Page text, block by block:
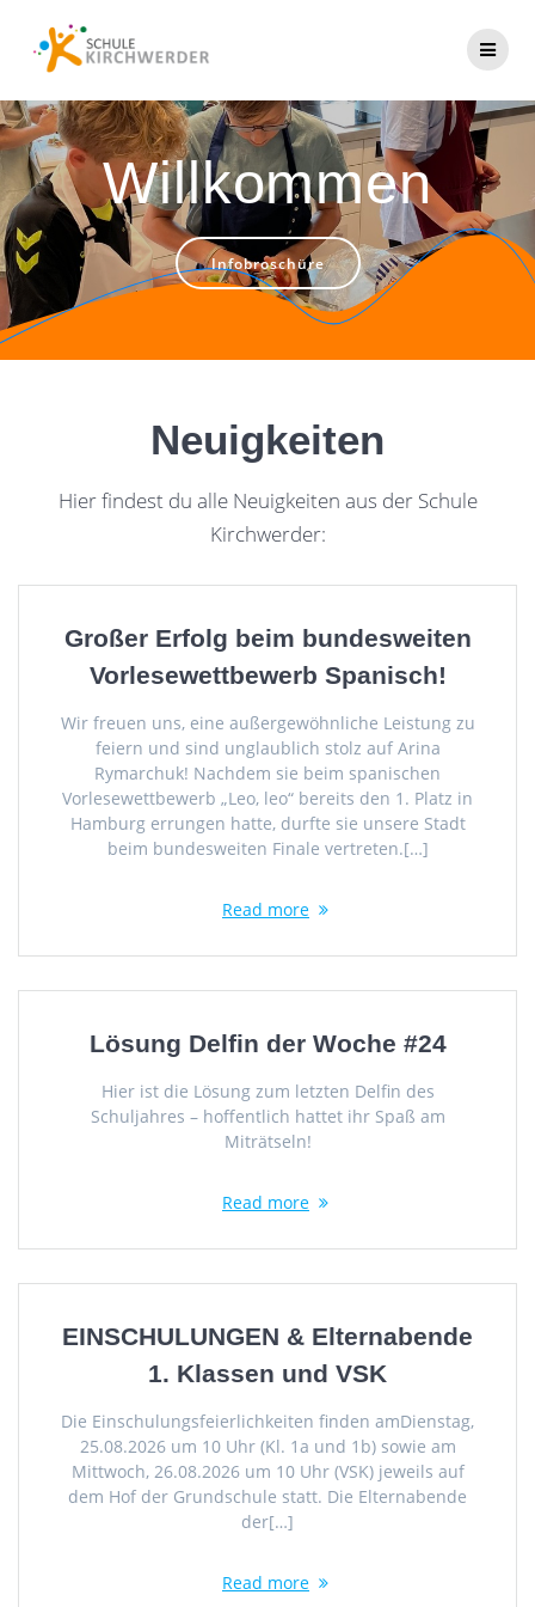
Willkommen
Infobroschüre
Neuigkeiten
Hier findest du alle Neuigkeiten aus der Schule
Kirchwerder:
Großer Erfolg beim bundesweiten
Vorlesewettbewerb Spanisch!
Wir freuen uns, eine außergewöhnliche Leistung zu
feiern und sind unglaublich stolz auf Arina
Rymarchuk! Nachdem sie beim spanischen
Vorlesewettbewerb „Leo, leo“ bereits den 1. Platz in
Hamburg errungen hatte, durfte sie unsere Stadt
beim bundesweiten Finale vertreten.[…]
Read more
Lösung Delfin der Woche #24
Hier ist die Lösung zum letzten Delfin des
Schuljahres – hoffentlich hattet ihr Spaß am
Miträtseln!
Read more
EINSCHULUNGEN & Elternabende
1. Klassen und VSK
Die Einschulungsfeierlichkeiten finden amDienstag,
25.08.2026 um 10 Uhr (Kl. 1a und 1b) sowie am
Mittwoch, 26.08.2026 um 10 Uhr (VSK) jeweils auf
dem Hof der Grundschule statt. Die Elternabende
der[…]
Read more